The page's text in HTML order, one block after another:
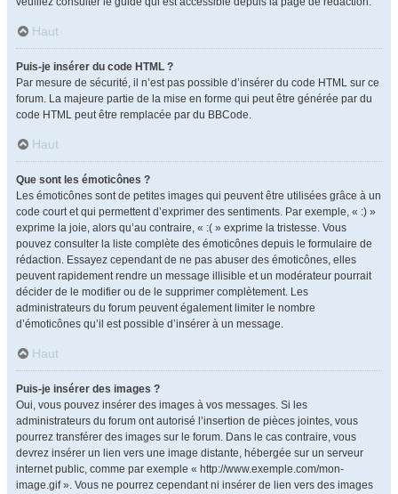
Haut
Puis-je insérer du code HTML ?
Par mesure de sécurité, il n’est pas possible d’insérer du code HTML sur ce
forum. La majeure partie de la mise en forme qui peut être générée par du
code HTML peut être remplacée par du BBCode.
Haut
Que sont les émoticônes ?
Les émoticônes sont de petites images qui peuvent être utilisées grâce à un
code court et qui permettent d’exprimer des sentiments. Par exemple, « :) »
exprime la joie, alors qu’au contraire, « :( » exprime la tristesse. Vous
pouvez consulter la liste complète des émoticônes depuis le formulaire de
rédaction. Essayez cependant de ne pas abuser des émoticônes, elles
peuvent rapidement rendre un message illisible et un modérateur pourrait
décider de le modifier ou de le supprimer complètement. Les
administrateurs du forum peuvent également limiter le nombre
d’émoticônes qu’il est possible d’insérer à un message.
Haut
Puis-je insérer des images ?
Oui, vous pouvez insérer des images à vos messages. Si les
administrateurs du forum ont autorisé l’insertion de pièces jointes, vous
pourrez transférer des images sur le forum. Dans le cas contraire, vous
devrez insérer un lien vers une image distante, hébergée sur un serveur
internet public, comme par exemple « http://www.exemple.com/mon-
image.gif ». Vous ne pourrez cependant ni insérer de lien vers des images